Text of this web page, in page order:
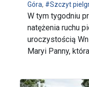
Góra, #Szczyt
W tym tygodniu
natężenia ruchu
uroczystością
Maryi Panny,